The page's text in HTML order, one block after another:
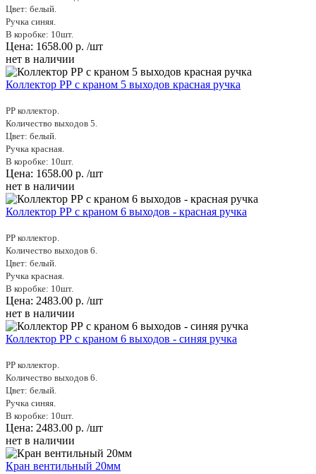
Цвет: белый.
Ручка синяя.
В коробке: 10шт.
Цена: 1658.00 р. /шт
нет в наличии
Коллектор РР с краном 5 выходов красная ручка
PP коллектор.
Количество выходов 5.
Цвет: белый.
Ручка красная.
В коробке: 10шт.
Цена: 1658.00 р. /шт
нет в наличии
Коллектор РР с краном 6 выходов - красная ручка
PP коллектор.
Количество выходов 6.
Цвет: белый.
Ручка красная.
В коробке: 10шт.
Цена: 2483.00 р. /шт
нет в наличии
Коллектор РР с краном 6 выходов - синяя ручка
PP коллектор.
Количество выходов 6.
Цвет: белый.
Ручка синяя.
В коробке: 10шт.
Цена: 2483.00 р. /шт
нет в наличии
Кран вентильный 20мм